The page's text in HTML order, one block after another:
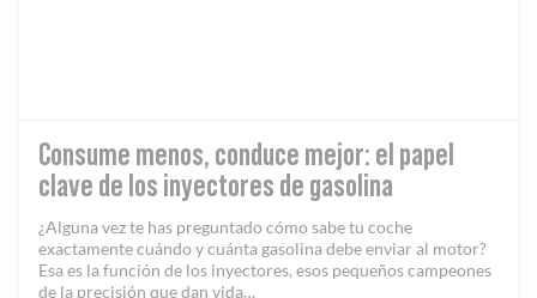
Consume menos, conduce mejor: el papel
clave de los inyectores de gasolina
¿Alguna vez te has preguntado cómo sabe tu coche
exactamente cuándo y cuánta gasolina debe enviar al motor?
Esa es la función de los inyectores, esos pequeños campeones
de la precisión que dan vida…